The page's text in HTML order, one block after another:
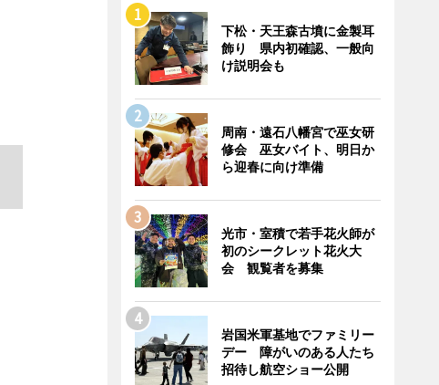
下松・天王森古墳に金製耳
飾り 県内初確認、一般向
け説明会も
周南・遠石八幡宮で巫女研
修会 巫女バイト、明日か
ら迎春に向け準備
光市・室積で若手花火師が
初のシークレット花火大
会 観覧者を募集
岩国米軍基地でファミリー
デー 障がいのある人たち
招待し航空ショー公開